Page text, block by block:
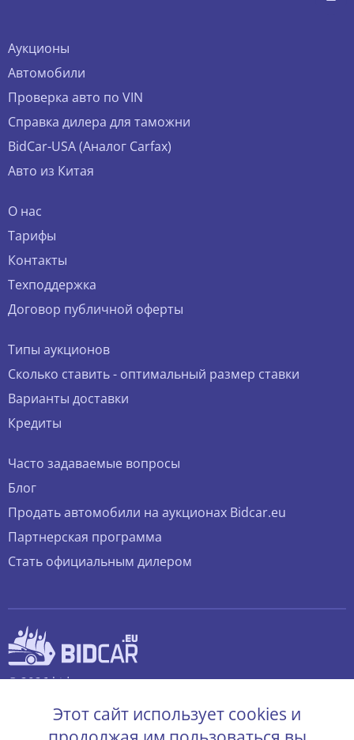
Аукционы
Автомобили
Проверка авто по VIN
Справка дилера для таможни
BidCar-USA (Аналог Carfax)
Авто из Китая
О нас
Тарифы
Контакты
Техподдержка
Договор публичной оферты
Типы аукционов
Сколько ставить - оптимальный размер ставки
Варианты доставки
Кредиты
Часто задаваемые вопросы
Блог
Продать автомобили на аукционах Bidcar.eu
Партнерская программа
Стать официальным дилером
© 2026 bidcar.eu
Этот сайт использует cookies и